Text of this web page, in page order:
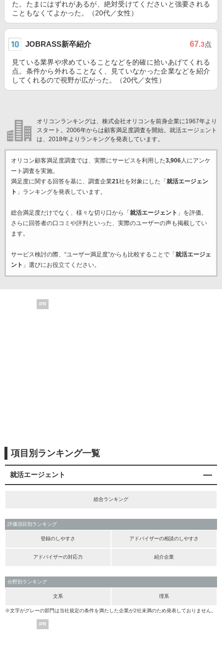
た。たまにはずれがあるが、絶対受けてくださいと強要される
こともなくてよかった。（20代／女性）
JOBRASS新卒紹介 67.3点
見ている業界や求めていることなどを的確に拾いあげてくれる
点。条件から外れることなく、見ていなかった企業などを紹介
してくれるので視野が広がった。（20代／女性）
オリコンランキングは、株式会社オリコンを前身企業に1967年より
スタート。2006年からは顧客満足度調査を開始。就活エージェント
は、2018年よりランキングを発表しています。
オリコン顧客満足度調査では、実際にサービスを利用した3,906人にアンケ
ート調査を実施。
満足度に関する回答を基に、調査企業21社を対象にした「 就活エージェン
ト 」ランキングを発表しています。
総合満足度だけでなく、様々な切り口から「 就活エージェント 」を評価。
さらに回答者の口コミや評判といった、実際のユーザーの声も掲載してい
ます。
サービス検討の際、“ユーザー満足度”からも比較することで「 就活エージェ
ント 」選びにお役立てください。
PR
項目別ランキング一覧
就活エージェント
総合ランキング
評価項目別ランキング
登録のしやすさ アドバイザーの相談のしやすさ
アドバイザーの対応力 紹介企業
分野別ランキング
文系 理系
※文字がグレーの部門は当社規定の条件を満たした企業が2社未満のため発表しておりません。
PR